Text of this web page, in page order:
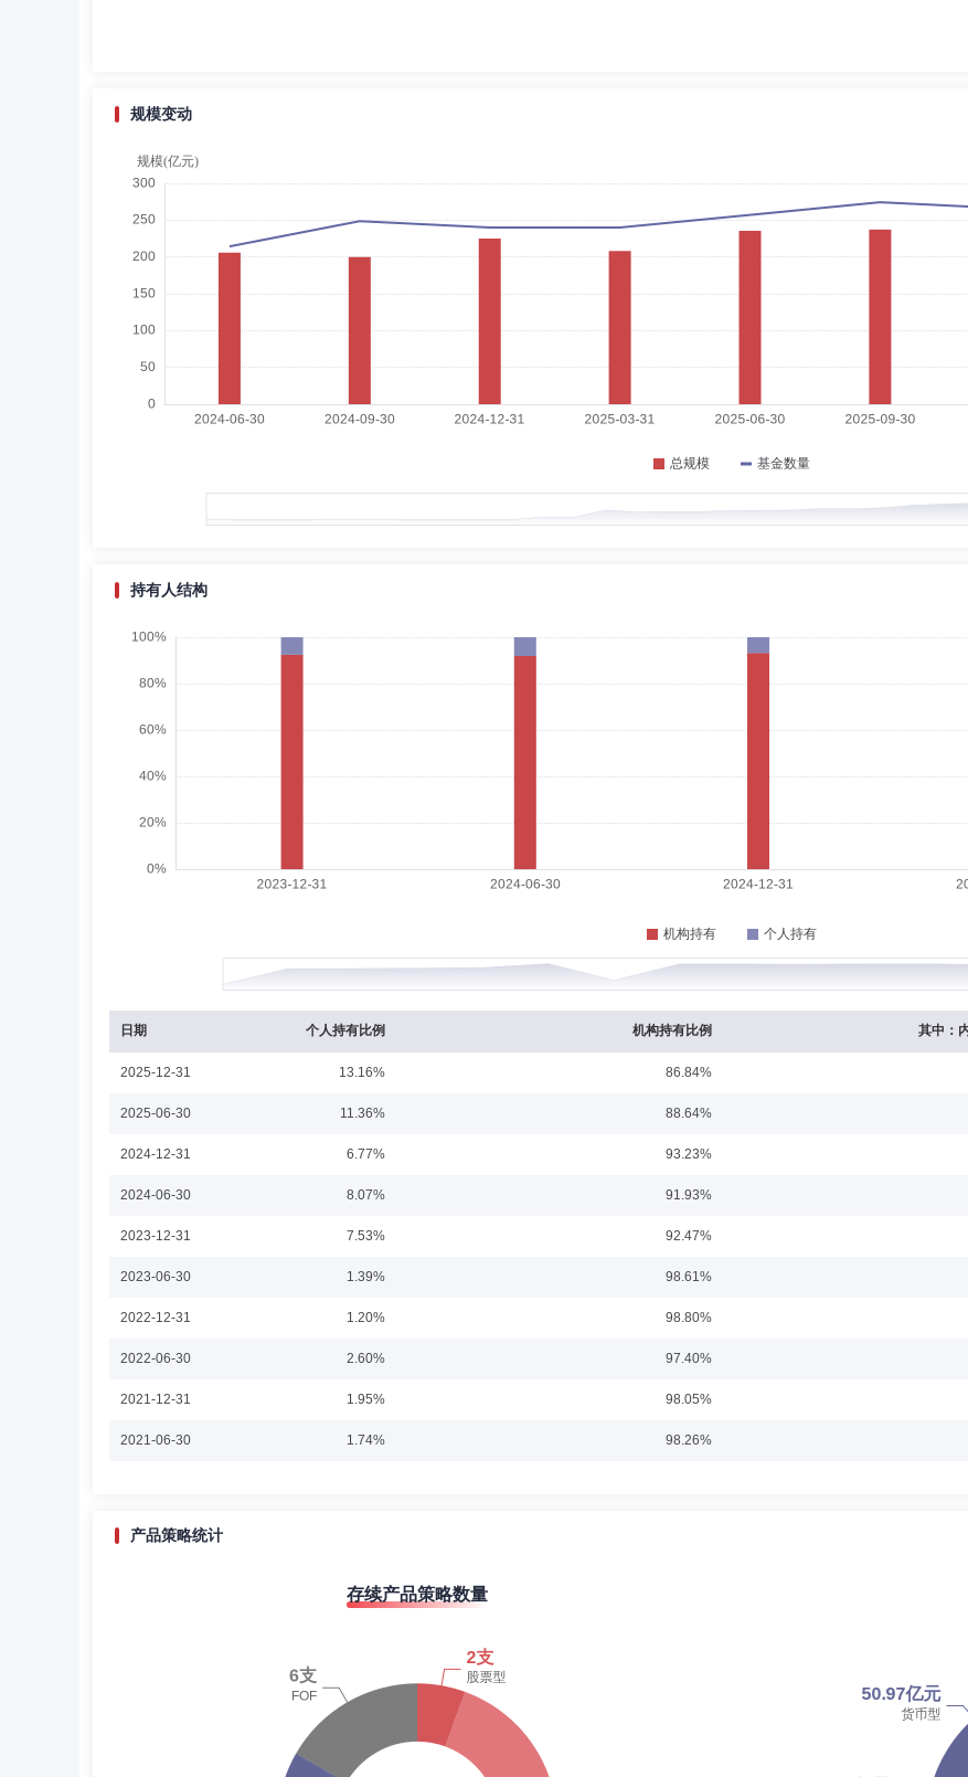
赵勐先生：中国国籍，西北政法学院经济法专业学士。2000年参加工作，任天津银行信贷员。2001年12月进入渤海证券，先后任主办律师
理、稽核总部稽核一部经理、资产管理总部风控总监、副总经理。2016年5月任公司总经理助理兼风控合规总部总经理；2019年7月兼任
何青先生：独立董事，中国国籍，无境外永久居留权，管理学博士，金融学博士后。2006年开始在南开大学任职，历任南开大学经济学院
任；金融街控股股份有限公司独立董事、审计委员会主任；天津光电聚能通信股份有限公司独立董事、审计委员会主任。2022年12月至今任
王蓉 独立董事 学历：硕士 任职日期：2025-10-18
王蓉女士：独立董事，中国国籍，无境外永久居留权，法学硕士。1999年6月至2004年5月任天津嘉德恒时律师事务所执业律师。2004年5
王延敏女士：独立董事，硕士，中国国籍。注册会计师、注册税务师。1995年6月至2013年4月先后就职于天津可口可乐饮料有限公司、天
兴盛达钢业有限公司、天津冶金集团有限公司。先后担任成本会计、审计师、总会计师、财审部副部长、内审部副部长等职务。2014年7月
魏文婷女士：天津大学管理学硕士。2009年7月进入渤海证券股份有限公司，历任资产管理总部产品设计部副经理、基金管理总部市场开发
盛况 副总经理 学历：硕士 任职日期：2020-08-27
盛况女士：中国国籍，本科学历、工商管理硕士学位，1997年参加工作，任国泰君安证券常州广化街营业部交易员。2002年8月进入渤海证
杨亚会女士：南开大学法学、经济学学士、刑法学硕士。2017年7月至2018年10月就职于国浩律师（天津）事务所，担任律师助理。2018
年8月就职于渤海证券基金管理总部，任投资研究部经理。2016年8月加入渤海汇金证券资产管理有限公司公募投资部，任公募投资总监。
2018年2月11日至2022年12月21日任渤海汇金睿选混合基金基金经理；2018年7月20日至2022年11月23日任渤海汇金量化汇盈混合基金
司，担任投资主办。2014年11月至2021年4月就职于方正证券股份有限公司北京证券资产管理分公司，担任投资经理。2021年4月加入渤海
学历：硕士 任职日期：2021-02-18
投资负责人。2020年9月加入渤海汇金证券资产管理有限公司，担任公募投资部固收投资副总监，2023年4月，担任公募固收部固收投资副
投资决策委员会成员 学历：硕士 任职日期：2022-11-01
规模变动
持有人结构
日期 个人持有比例 机构持有比例 其中：
2025-12-31 13.16% 86.84%
2025-06-30 11.36% 88.64%
2024-12-31 6.77% 93.23%
2024-06-30 8.07% 91.93%
2023-12-31 7.53% 92.47%
2023-06-30 1.39% 98.61%
2022-12-31 1.20% 98.80%
2022-06-30 2.60% 97.40%
2021-12-31 1.95% 98.05%
2021-06-30 1.74% 98.26%
19.38%
21.43%
产品策略统计
存续产品策略数量